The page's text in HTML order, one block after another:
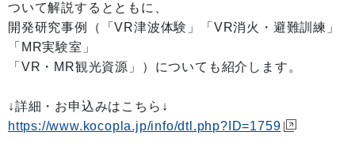
ついて解説するとともに、
開発研究事例（「VR津波体験」「VR消火・避難訓練」
「MR実験室」
「VR・MR観光資源」）についても紹介します。
↓詳細・お申込みはこちら↓
https://www.kocopla.jp/info/dtl.php?ID=1759